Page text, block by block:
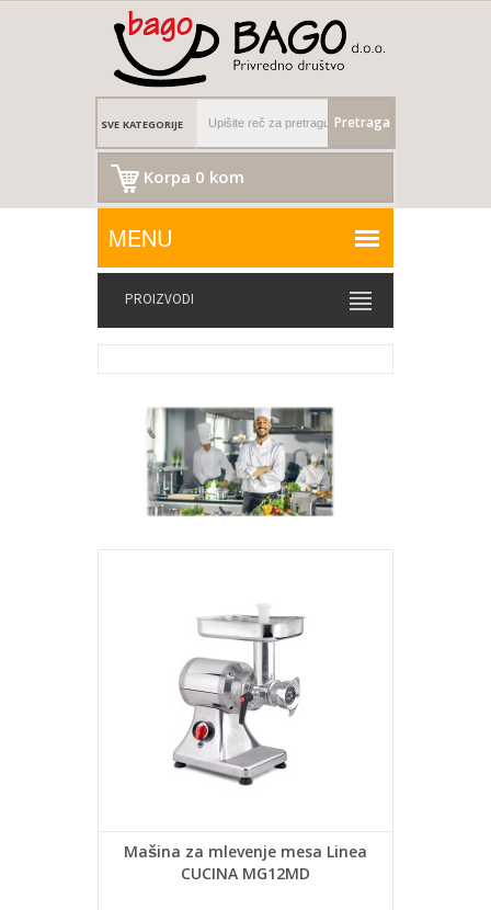
Pretraga
Korpa 0 kom
PROIZVODI
Mašina za mlevenje mesa Linea
CUCINA MG12MD